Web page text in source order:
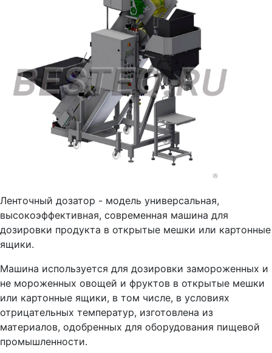
Ленточный дозатор - модель универсальная,
высокоэффективная, современная машина для
дозировки продукта в открытые мешки или картонные
ящики.
Машина используется для дозировки замороженных и
не мороженных овощей и фруктов в открытые мешки
или картонные ящики, в том числе, в условиях
отрицательных температур, изготовлена из
материалов, одобренных для оборудования пищевой
промышленности.